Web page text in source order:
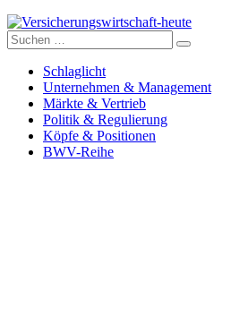
Versicherungswirtschaft-heute
Suche
nach:
Schlaglicht
Unternehmen & Management
Märkte & Vertrieb
Politik & Regulierung
Köpfe & Positionen
BWV-Reihe